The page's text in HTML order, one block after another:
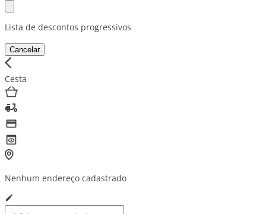
Lista de descontos progressivos
Cancelar
Cesta
Nenhum endereço cadastrado